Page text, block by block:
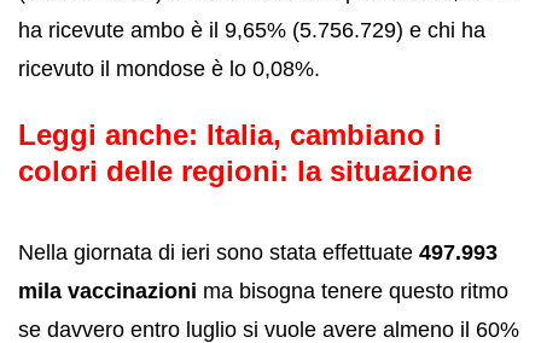
ha ricevute ambo è il 9,65% (5.756.729) e chi ha
ricevuto il mondose è lo 0,08%.
Leggi anche: Italia, cambiano i
colori delle regioni: la situazione
Nella giornata di ieri sono stata effettuate 497.993
mila vaccinazioni ma bisogna tenere questo ritmo
se davvero entro luglio si vuole avere almeno il 60%